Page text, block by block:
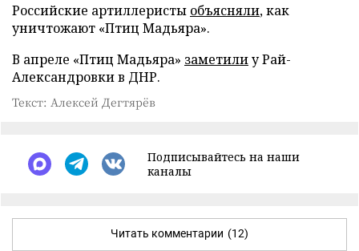
Российские артиллеристы объясняли, как
уничтожают «Птиц Мадьяра».
В апреле «Птиц Мадьяра» заметилиу Рай-
Александровки в ДНР.
Текст: Алексей Дегтярёв
Подписывайтесь на наши
каналы
Читать комментарии (12)